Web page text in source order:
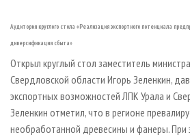
Аудитория круглого стола «Реализация экспортного потенциала
диверсификация сбыта»
Открыл круглый стол заместитель
Свердловской области Игорь Зеленкин,
экспортных возможностей ЛПК Урала и
Зеленкин отметил, что в регионе
необработанной древесины и фанеры. При